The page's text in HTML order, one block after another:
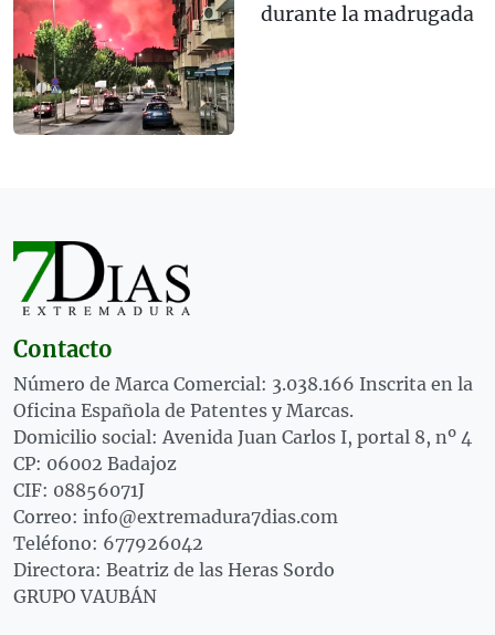
durante la madrugada
Contacto
Número de Marca Comercial: 3.038.166 Inscrita en la
Oficina Española de Patentes y Marcas.
Domicilio social: Avenida Juan Carlos I, portal 8, nº 4
CP: 06002 Badajoz
CIF: 08856071J
Correo: info@extremadura7dias.com
Teléfono: 677926042
Directora: Beatriz de las Heras Sordo
GRUPO VAUBÁN